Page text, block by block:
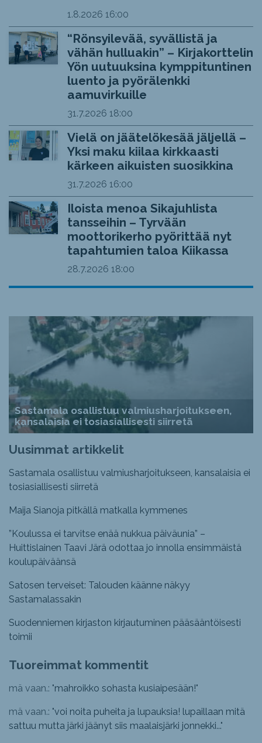
1.8.2026 16:00
“Rönsyilevää, syvällistä ja
vähän hulluakin” – Kirjakorttelin
Yön uutuuksina kymppituntinen
luento ja pyörälenkki
aamuvirkuille
31.7.2026 18:00
Vielä on jäätelökesää jäljellä –
Yksi maku kiilaa kirkkaasti
kärkeen aikuisten suosikkina
31.7.2026 16:00
Iloista menoa Sikajuhlista
tansseihin – Tyrvään
moottorikerho pyörittää nyt
tapahtumien taloa Kiikassa
28.7.2026 18:00
Sastamala osallistuu valmiusharjoitukseen,
kansalaisia ei tosiasiallisesti siirretä
Uusimmat artikkelit
Sastamala osallistuu valmiusharjoitukseen, kansalaisia ei
tosiasiallisesti siirretä
Maija Sianoja pitkällä matkalla kymmenes
”Koulussa ei tarvitse enää nukkua päiväunia” –
Huittislainen Taavi Järä odottaa jo innolla ensimmäistä
koulupäiväänsä
Satosen terveiset: Talouden käänne näkyy
Sastamalassakin
Suodenniemen kirjaston kirjautuminen pääsääntöisesti
toimii
Tuoreimmat kommentit
mä vaan.: "mahroikko sohasta kusiaipesään!"
mä vaan.: "voi noita puheita ja lupauksia! lupaillaan mitä
sattuu mutta järki jäänyt siis maalaisjärki jonnekki..."